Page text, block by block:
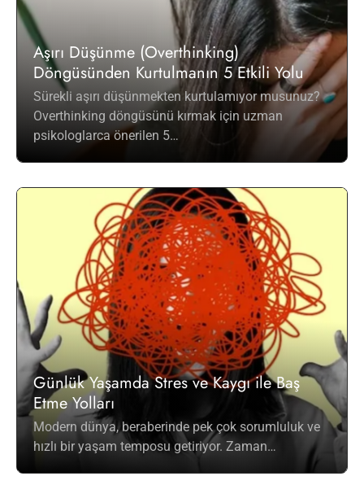
Aşırı Düşünme (Overthinking)
Döngüsünden Kurtulmanın 5 Etkili Yolu
Sürekli aşırı düşünmekten kurtulamıyor musunuz?
Overthinking döngüsünü kırmak için uzman
psikologlarca önerilen 5…
Günlük Yaşamda Stres ve Kaygı ile Baş
Etme Yolları
Modern dünya, beraberinde pek çok sorumluluk ve
hızlı bir yaşam temposu getiriyor. Zaman…